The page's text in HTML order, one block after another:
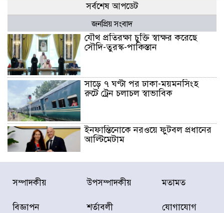
সর্বশেষ আপডেট
জনপ্রিয় সংবাদ
যৌথ প্রতিরক্ষা চুক্তি স্বাক্ষর করেছে
সৌদি-তুরস্ক-পাকিস্তান
সাড়ে ৭ ঘণ্টা পর ঢাকা-ময়মনসিংহ
রুটে ট্রেন চলাচল স্বাভাবিক
ইনফান্তিনোকে নরওয়ে ফুটবল প্রধানের
আল্টিমেটাম
দেশে ভারি বৃষ্টির সতর্কবার্তা, ১০
জেলায় বন্যার পূর্বাভাস
সম্পাদকীয় উপসম্পাদকীয় মতামত
বিজ্ঞাপন শর্তাবলী যোগাযোগ